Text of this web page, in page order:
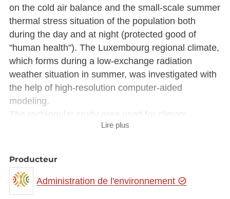
on the cold air balance and the small-scale summer
thermal stress situation of the population both
during the day and at night (protected good of
"human health"). The Luxembourg regional climate,
which forms during a low-exchange radiation
weather situation in summer, was investigated with
the help of high-resolution computer-aided
modeling.
The rectangular study area used for climate
modeling covers an area of about 5,170 km²
differences and land use in the surrounding area
that influence the Luxembourg regional climate can
be taken into account.
The study consists of the following parts:
Lire plus
Producteur
Administration de l'environnement